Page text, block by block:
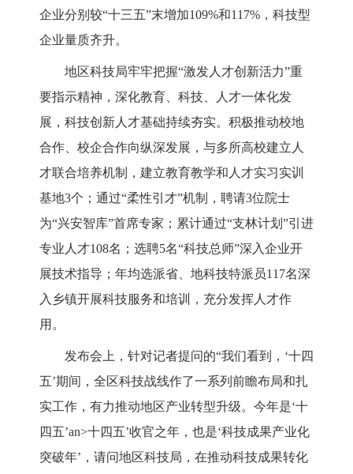
企业分别较“十三五”末增加109%和117%，科技型
企业量质齐升。
地区科技局牢牢把握“激发人才创新活力”重
要指示精神，深化教育、科技、人才一体化发
展，科技创新人才基础持续夯实。积极推动校地
合作、校企合作向纵深发展，与多所高校建立人
才联合培养机制，建立教育教学和人才实习实训
基地3个；通过“柔性引才”机制，聘请3位院士
为“兴安智库”首席专家；累计通过“支林计划”引进
专业人才108名；选聘5名“科技总师”深入企业开
展技术指导；年均选派省、地科技特派员117名深
入乡镇开展科技服务和培训， 充分发挥人才作
用 。
发布会上，针对记者提问的“我们看到， ‘十四
五’期间，全区科技战线作了一系列前瞻布局和扎
实工作，有力推动地区产业转型升级。今年是‘十
四五’an>十四五’收官之年，也是‘科技成果产业化
突破年’ ，请问地区科技局，在推动科技成果转化